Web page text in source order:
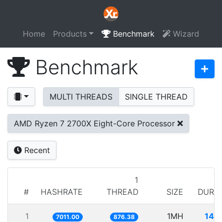
Home Products Benchmark Wizard
Benchmark
MULTI THREADS SINGLE THREAD
AMD Ryzen 7 2700X Eight-Core Processor
Recent
# HASHRATE
1
THREAD
SIZE
1 7011.00 876.38 1MH